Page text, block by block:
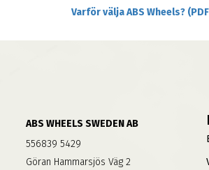
Varför välja ABS Wheels?
ABS WHEELS SWEDEN AB
556839 5429
Göran Hammarsjös Väg 2